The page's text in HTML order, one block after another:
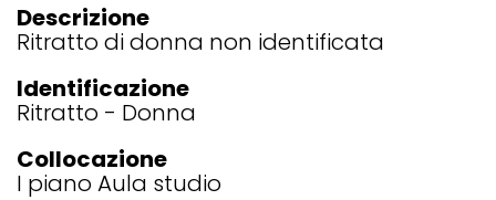
Descrizione
Ritratto di donna non identificata
Identificazione
Ritratto - Donna
Collocazione
I piano Aula studio